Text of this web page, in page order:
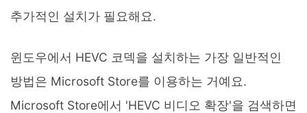
추가적인 설치가 필요해요.
윈도우에서 HEVC 코덱을 설치하는 가장 일반적인
방법은 Microsoft Store를 이용하는 거예요.
Microsoft Store에서 'HEVC 비디오 확장'을 검색하면